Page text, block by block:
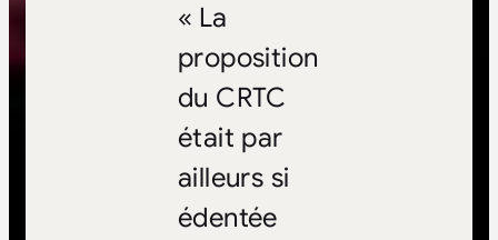
« La
proposition
du CRTC
était par
ailleurs si
édentée